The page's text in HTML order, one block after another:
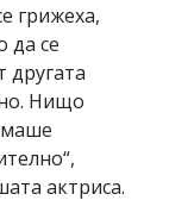
грижеха,
да се
другата
Нищо
актриса.